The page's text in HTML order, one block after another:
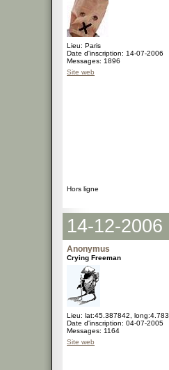
Lieu: Paris
Date d'inscription: 14-07-2006
Messages: 1896
Site web
Hors ligne
14-12-2006
Anonymus
Crying Freeman
Lieu: lat:45.387842,
Date d'inscription: 04-07-2005
Messages: 1164
Site web